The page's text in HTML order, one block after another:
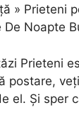
» Prieteni
Noapte
Prieteni
postare,
el. Și sper